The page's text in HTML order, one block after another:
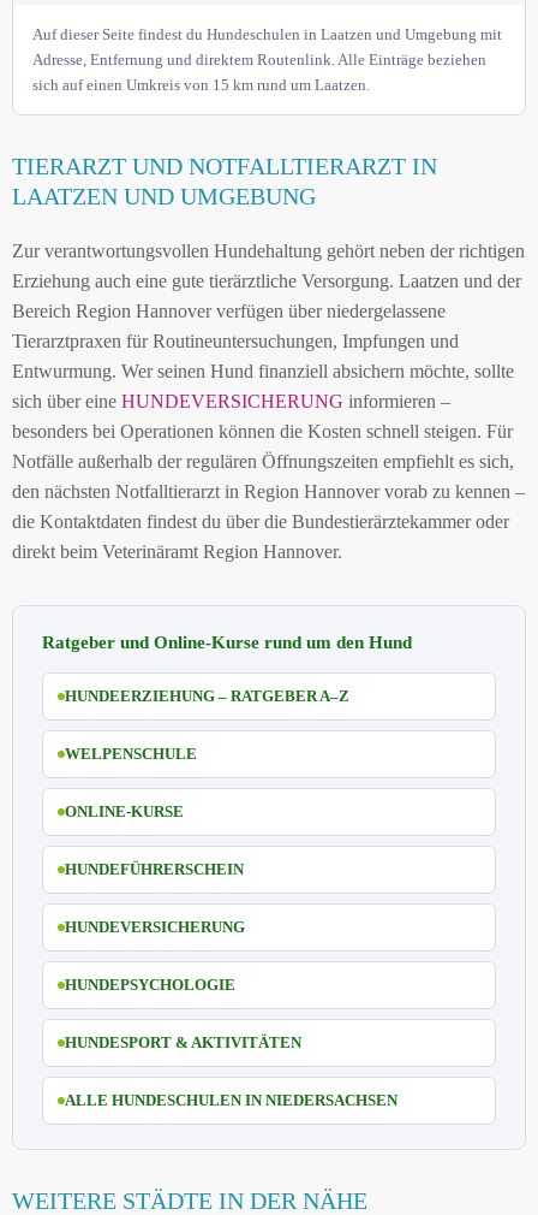
Auf dieser Seite findest du Hundeschulen in Laatzen und Umgebung mit
Adresse, Entfernung und direktem Routenlink. Alle Einträge beziehen
sich auf einen Umkreis von 15 km rund um Laatzen.
TIERARZT UND NOTFALLTIERARZT IN
LAATZEN UND UMGEBUNG
Zur verantwortungsvollen Hundehaltung gehört neben der richtigen
Erziehung auch eine gute tierärztliche Versorgung. Laatzen und der
Bereich Region Hannover verfügen über niedergelassene
Tierarztpraxen für Routineuntersuchungen, Impfungen und
Entwurmung. Wer seinen Hund finanziell absichern möchte, sollte
sich über eine HUNDEVERSICHERUNG informieren –
besonders bei Operationen können die Kosten schnell steigen. Für
Notfälle außerhalb der regulären Öffnungszeiten empfiehlt es sich,
den nächsten Notfalltierarzt in Region Hannover vorab zu kennen –
die Kontaktdaten findest du über die Bundestierärztekammer oder
direkt beim Veterinäramt Region Hannover.
Ratgeber und Online-Kurse rund um den Hund
HUNDEERZIEHUNG – RATGEBER A–Z
WELPENSCHULE
ONLINE-KURSE
HUNDEFÜHRERSCHEIN
HUNDEVERSICHERUNG
HUNDEPSYCHOLOGIE
HUNDESPORT & AKTIVITÄTEN
ALLE HUNDESCHULEN IN NIEDERSACHSEN
WEITERE STÄDTE IN DER NÄHE